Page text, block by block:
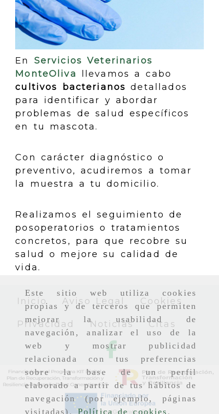
Este sitio web utiliza cookies
propias y de terceros que permiten
mejorar la usabilidad de
navegación, analizar el uso de la
web y mostrar publicidad
relacionada con tus preferencias
sobre la base de un perfil
elaborado a partir de tus hábitos de
navegación (por ejemplo, páginas
visitadas).Política de cookies .
En Servicios Veterinarios
MonteOliva
llevamos a cabo
cultivos bacterianos detallados
para identificar y abordar
problemas de salud específicos
en tu mascota.
Con carácter diagnóstico o
preventivo, acudiremos a tomar
la muestra a tu domicilio.
Realizamos el seguimiento de
posoperatorios o tratamientos
concretos, para que recobre su
salud o mejore su calidad de
vida.
Inicio Aviso Legal Cookies
Privacidad Noticias Citas